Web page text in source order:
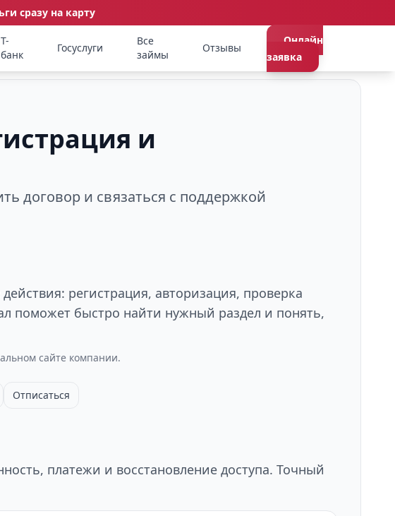
сразу на карту
Т-
банк
Госуслуги
Все
займы
Отзывы
Онлайн
заявка
и
договор и связаться с поддержкой
регистрация, авторизация, проверка
поможет быстро найти нужный раздел и понять,
сайте компании.
Отписаться
платежи и восстановление доступа. Точный